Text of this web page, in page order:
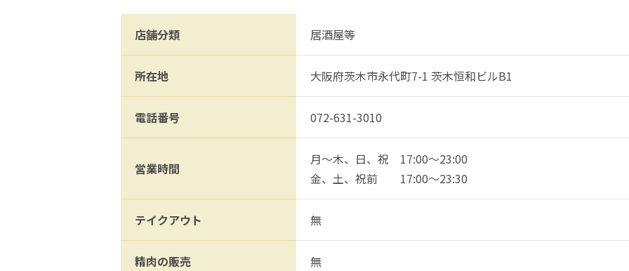
店舗分類 居酒屋等
所在地 大阪府茨木市永代町7-1 茨木恒和ビルB1
電話番号 072-631-3010
営業時間
月～木、日、祝 17:00～23:00
金、土、祝前 17:00～23:30
テイクアウト 無
精肉の販売 無